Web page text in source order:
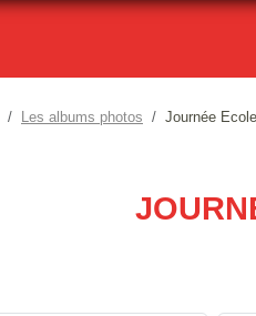
Les albums photos Journée